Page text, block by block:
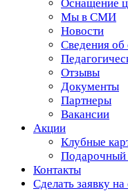
Оснащение
Мы в СМИ
Новости
Сведения об
Отзывы
Документы
Партнеры
Вакансии
Акции
Клубные
Подарочный
Контакты
Сделать заявку